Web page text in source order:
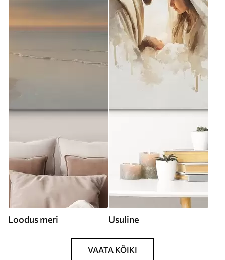
Loodus meri Usuline
VAATA KÕIKI